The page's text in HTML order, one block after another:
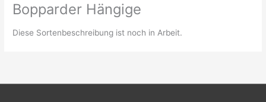
Bopparder Hängige
Diese Sortenbeschreibung ist noch in Arbeit.